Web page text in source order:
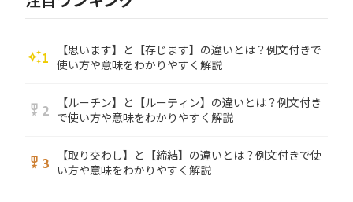
auto_awesome1
【思います】と【存じます】の違いとは？例文付きで
使い方や意味をわかりやすく解説
military_tech 2
【ルーチン】と【ルーティン】の違いとは？例文付き
で使い方や意味をわかりやすく解説
military_tech 3
【取り交わし】と【締結】の違いとは？例文付きで使
い方や意味をわかりやすく解説